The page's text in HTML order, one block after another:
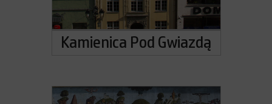
Kamienica Pod Gwiazdą